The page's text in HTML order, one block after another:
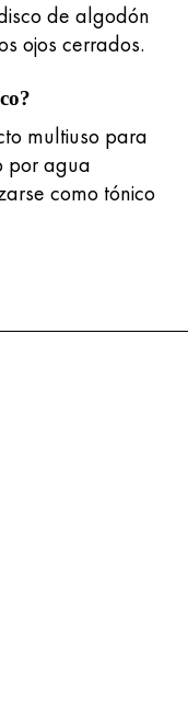
de algodón
ojos cerrados.
multiuso para
por agua
como tónico